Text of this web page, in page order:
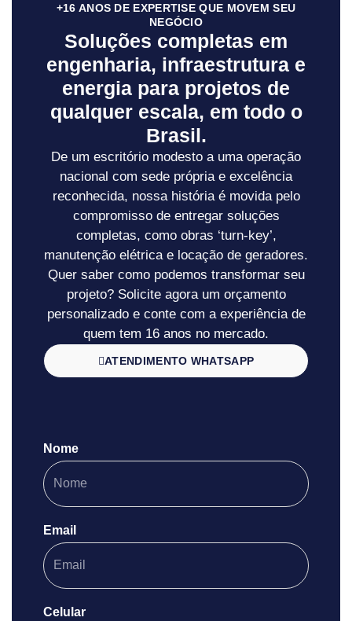
+16 ANOS DE EXPERTISE QUE MOVEM SEU
NEGÓCIO
Soluções completas em
engenharia, infraestrutura e
energia para projetos de
qualquer escala, em todo o
Brasil.
De um escritório modesto a uma operação
nacional com sede própria e excelência
reconhecida, nossa história é movida pelo
compromisso de entregar soluções
completas, como obras ‘turn-key’,
manutenção elétrica e locação de geradores.
Quer saber como podemos transformar seu
projeto? Solicite agora um orçamento
personalizado e conte com a experiência de
quem tem 16 anos no mercado.
ATENDIMENTO WHATSAPP
Nome
Email
Celular